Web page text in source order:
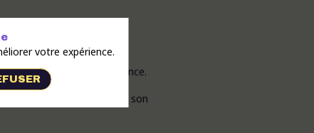
à la précarité et à l’errance.
médicaux et
dans la définition de son
votre expérience.